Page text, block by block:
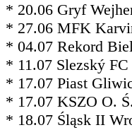
* 20.06 Gryf
* 27.06 MFK
* 04.07 Rekord
* 11.07 Slezský FC
* 17.07 Piast
* 17.07 KSZO O.
* 18.07 Śląsk II